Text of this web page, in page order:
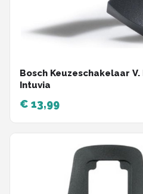
Bosch Keuzeschakelaar
Intuvia
€ 13,99